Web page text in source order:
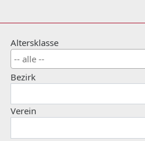
Altersklasse
Bezirk
Verein